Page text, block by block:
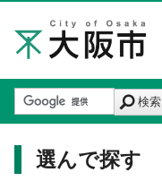
検索
選んで探す